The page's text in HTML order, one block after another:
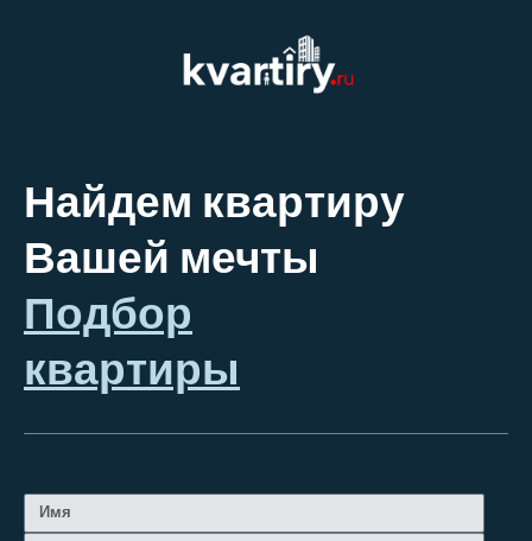
Найдем квартиру
Вашей мечты
Подбор
квартиры